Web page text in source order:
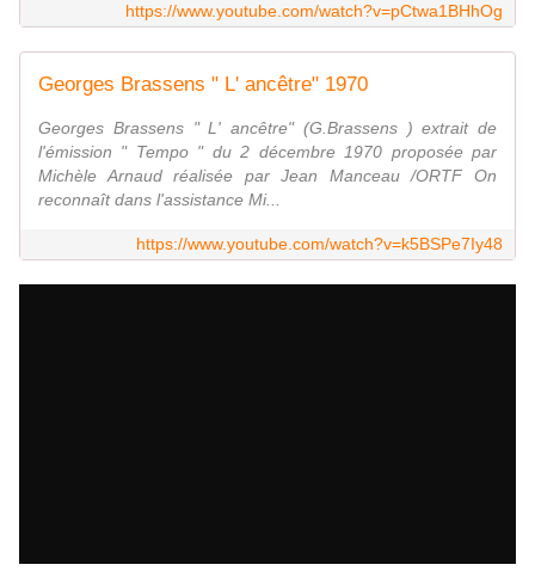
https://www.youtube.com/watch?v=pCtwa1BHhOg
Georges Brassens " L' ancêtre" 1970
Georges Brassens " L' ancêtre" (G.Brassens ) extrait de
l'émission " Tempo " du 2 décembre 1970 proposée par
Michèle Arnaud réalisée par Jean Manceau /ORTF On
reconnaît dans l'assistance Mi...
https://www.youtube.com/watch?v=k5BSPe7Iy48